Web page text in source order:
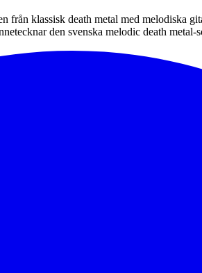
från klassisk death metal med melodiska
den svenska melodic death